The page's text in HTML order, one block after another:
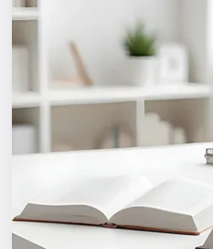
Спорт
События
Города
Артисты